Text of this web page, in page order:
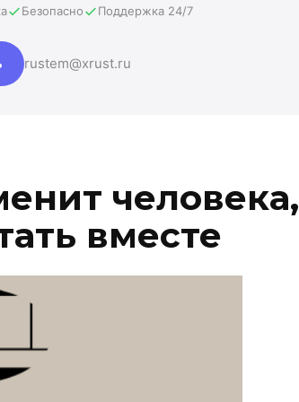
Безопасно Поддержка 24/7
rustem@xrust.ru
человека,
вместе